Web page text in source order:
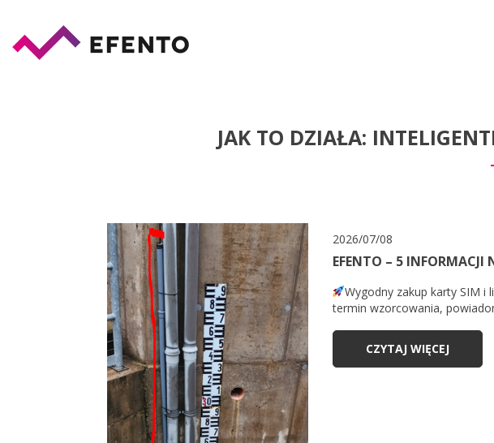
JAK TO DZIAŁA:
2026/07/08
EFENTO – 5 INFORMACJI
Wygodny zakup karty SIM i
termin wzorcowania,
CZYTAJ WIĘCEJ